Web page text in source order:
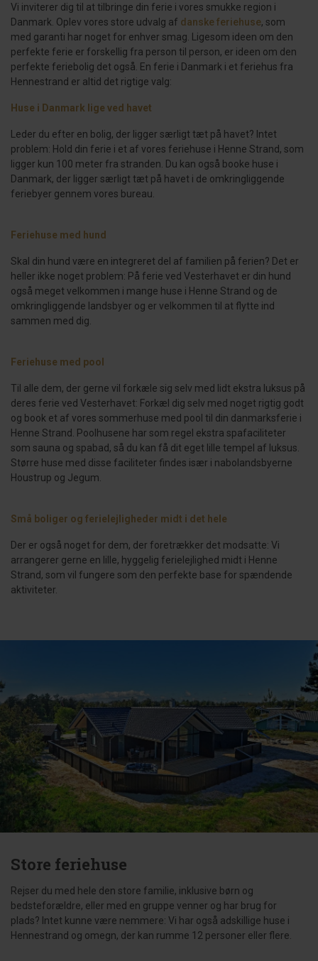
Vi inviterer dig til at tilbringe din ferie i vores smukke region i
Danmark. Oplev vores store udvalg af danske feriehuse, som
med garanti har noget for enhver smag. Ligesom ideen om den
perfekte ferie er forskellig fra person til person, er ideen om den
perfekte feriebolig det også. En ferie i Danmark i et feriehus fra
Hennestrand er altid det rigtige valg:
Huse i Danmark lige ved havet
Leder du efter en bolig, der ligger særligt tæt på havet? Intet
problem: Hold din ferie i et af vores feriehuse i Henne Strand, som
ligger kun 100 meter fra stranden. Du kan også booke huse i
Danmark, der ligger særligt tæt på havet i de omkringliggende
feriebyer gennem vores bureau.
Feriehuse med hund
Skal din hund være en integreret del af familien på ferien? Det er
heller ikke noget problem: På ferie ved Vesterhavet er din hund
også meget velkommen i mange huse i Henne Strand og de
omkringliggende landsbyer og er velkommen til at flytte ind
sammen med dig.
Feriehuse med pool
Til alle dem, der gerne vil forkæle sig selv med lidt ekstra luksus på
deres ferie ved Vesterhavet: Forkæl dig selv med noget rigtig godt
og book et af vores sommerhuse med pool til din danmarksferie i
Henne Strand. Poolhusene har som regel ekstra spafaciliteter
som sauna og spabad, så du kan få dit eget lille tempel af luksus.
Større huse med disse faciliteter findes især i nabolandsbyerne
Houstrup og Jegum.
Små boliger og ferielejligheder midt i det hele
Der er også noget for dem, der foretrækker det modsatte: Vi
arrangerer gerne en lille, hyggelig ferielejlighed midt i Henne
Strand, som vil fungere som den perfekte base for spændende
aktiviteter.
Store feriehuse
Rejser du med hele den store familie, inklusive børn og
bedsteforældre, eller med en gruppe venner og har brug for
plads? Intet kunne være nemmere: Vi har også adskillige huse i
Hennestrand og omegn, der kan rumme 12 personer eller flere.